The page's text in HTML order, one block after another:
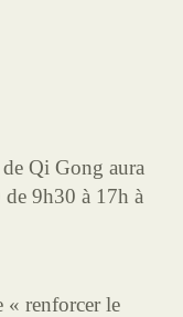
Gong aura
9h30 à 17h à
le